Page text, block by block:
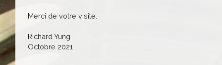
Merci de votre visite.
Richard Yung
Octobre 2021